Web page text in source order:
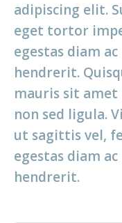
adipiscing elit.
eget tortor
egestas diam
hendrerit.
mauris sit
non sed ligula.
ut sagittis vel,
egestas diam
hendrerit.